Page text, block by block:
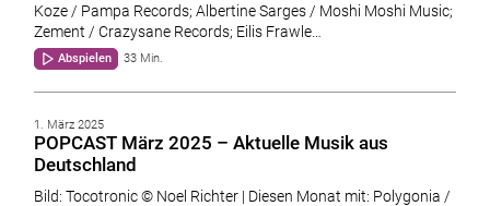
Koze / Pampa Records; Albertine Sarges / Moshi Moshi Music;
Zement / Crazysane Records; Eilis Frawle…
Abspielen 33 Min.
1. März 2025
POPCAST März 2025 – Aktuelle Musik aus
Deutschland
Bild: Tocotronic © Noel Richter | Diesen Monat mit: Polygonia /